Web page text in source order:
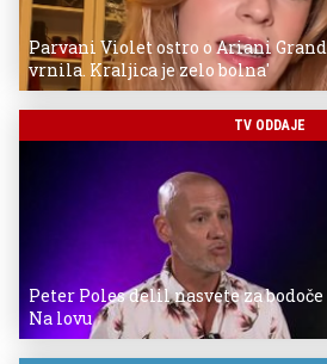
Parvani Violet ostro o Ariani
vrnila. Kraljica je zelo bolna'
TV ODDAJE
Peter Poles delil nasvete za
Na lovu